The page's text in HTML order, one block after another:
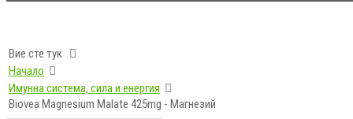
Вие сте тук
Начало
Имунна система, сила и енергия
Biovea Magnesium Malate 425mg - Магнезий